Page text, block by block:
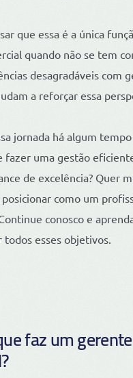
que essa é a única
quando não se tem
desagradáveis com
a reforçar essa
jornada há algum
fazer uma gestão
de excelência? Quer
como um
conosco e
todos esses objetivos.
faz um gerente